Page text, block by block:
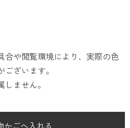
合や閲覧環境により、実際の色
ざいます。
ません。